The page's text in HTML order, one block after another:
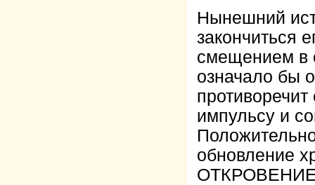
Нынешний
закончиться
смещением в
означало бы
импульсу и
обновление